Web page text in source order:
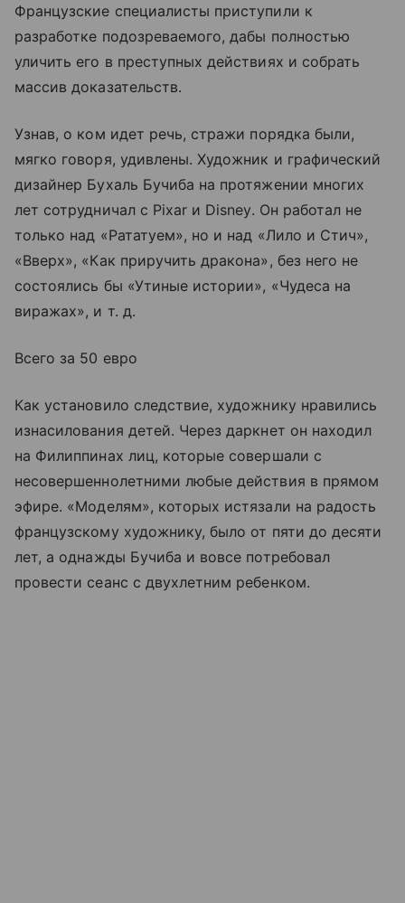
Французские специалисты приступили к
разработке подозреваемого, дабы полностью
уличить его в преступных действиях и собрать
массив доказательств.
Узнав, о ком идет речь, стражи порядка были,
мягко говоря, удивлены. Художник и графический
дизайнер Бухаль Бучиба на протяжении многих
лет сотрудничал с Pixar и Disney. Он работал не
только над «Рататуем», но и над «Лило и Стич»,
«Вверх», «Как приручить дракона», без него не
состоялись бы «Утиные истории», «Чудеса на
виражах», и т. д.
Всего за 50 евро
Как установило следствие, художнику нравились
изнасилования детей. Через даркнет он находил
на Филиппинах лиц, которые совершали с
несовершеннолетними любые действия в прямом
эфире. «Моделям», которых истязали на радость
французскому художнику, было от пяти до десяти
лет, а однажды Бучиба и вовсе потребовал
провести сеанс с двухлетним ребенком.